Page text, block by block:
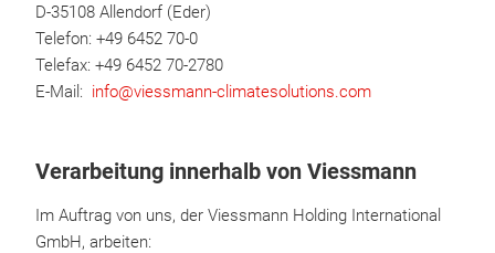
D-35108 Allendorf (Eder)
Telefon: +49 6452 70-0
Telefax: +49 6452 70-2780
E-Mail: info@viessmann-climatesolutions.com
Verarbeitung innerhalb von Viessmann
Im Auftrag von uns, der Viessmann Holding International
GmbH, arbeiten: